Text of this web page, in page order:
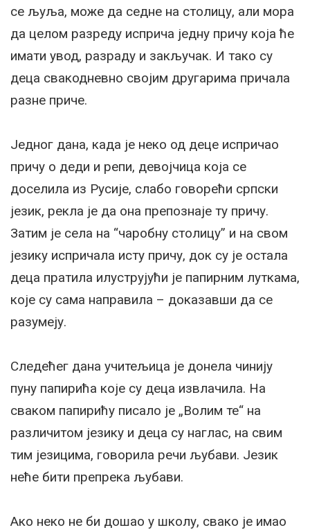
се љуља, може да седне на столицу, али мора
да целом разреду исприча једну причу која ће
имати увод, разраду и закључак. И тако су
деца свакодневно својим другарима причала
разне приче.
Једног дана, када је неко од деце испричао
причу о деди и репи, девојчица која се
доселила из Русије, слабо говорећи српски
језик, рекла је да она препознаје ту причу.
Затим је села на “чаробну столицу” и на свом
језику испричала исту причу, док су је остала
деца пратила илуструјући је папирним луткама,
које су сама направила – доказавши да се
разумеју.
Следећег дана учитељица је донела чинију
пуну папирића које су деца извлачила. На
сваком папирићу писало је „Волим те“ на
различитом језику и деца су наглас, на свим
тим језицима, говорила речи љубави. Језик
неће бити препрека љубави.
Ако неко не би дошао у школу, свако је имао